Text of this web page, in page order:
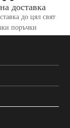
доставка
до цял свят
поръчки